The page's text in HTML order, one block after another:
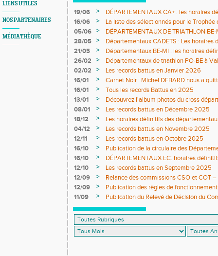
LIENS UTILES
NOS PARTENAIRES
MÉDIATHÈQUE
19/06 >
DÉPARTEMENTAUX CA+ : les horaires
16/06
>
La liste des sélectionnés pour le Trophée
05/06
>
DÉPARTEMENTAUX DE TRIATHLON
définitifs sont en ligne
28/05 >
Départementaux CADETS : Les horaires
21/05
>
Départementaux BE-MI : les horaires
26/02
>
Départementaux de triathlon PO-BE à
DÉFINITIFS ET COMPO JURY
02/02 >
Les records battus en Janvier 2026
16/01
>
Carnet Noir : Michel DEBARD nous a
16/01
>
Tous les records Battus en 2025
13/01
>
Découvrez l'album photos du cross
08/01
>
Les records battus en Décembre 2025
18/12
>
Les horaires définitifs des
04/12
>
Les records battus en Novembre 2025
12/11
>
Les records battus en Octobre 2025
16/10
>
Publication de la circulaire des
16/10
>
DÉPARTEMENTAUX EC: horaires
12/10
>
Les records battus en Septembre 2025
12/09
>
Relance des commissions CSO et COT
12/09
>
Publication des règles de
11/09
> Publication du Relevé de Décision du